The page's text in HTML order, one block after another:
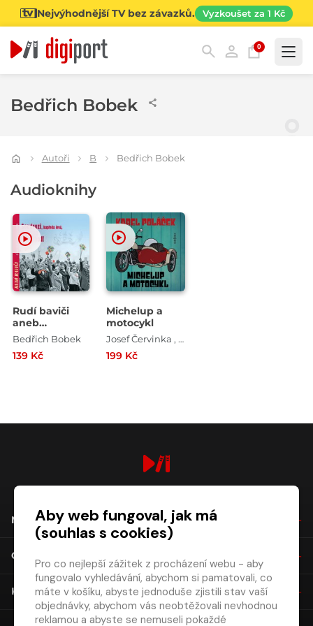
Nejvýhodnější TV bez závazků. Vyzkoušet za 1 Kč
0
Bedřich Bobek
Autoři B Bedřich Bobek
Audioknihy
Rudí baviči
aneb
Soudruzi,
odchod!
Bedřich Bobek
139 Kč
Michelup a
motocykl
Josef Červinka , Karel Poláček , Rudolf Deyl , Rudolf Pellar , Václav Voska , Jaromír Spal , Milan Mach , Bedřich Bobek
199 Kč
NÁKUP
O SPOLEČNOSTI
KONTAKT
Aby web fungoval, jak má
(souhlas s cookies)
Pro co nejlepší zážitek z procházení webu - aby
fungovalo vyhledávání, abychom si pamatovali, co
máte v košíku, abyste jednoduše zjistili stav vaší
objednávky, abychom vás neobtěžovali nevhodnou
reklamou a abyste se nemuseli pokaždé